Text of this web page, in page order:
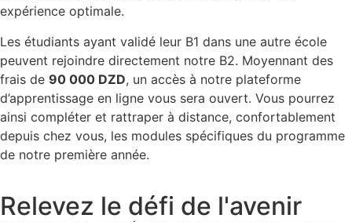
expérience optimale.
Les étudiants ayant validé leur B1 dans une autre école
peuvent rejoindre directement notre B2. Moyennant des
frais de 90 000 DZD, un accès à notre plateforme
d’apprentissage en ligne vous sera ouvert. Vous pourrez
ainsi compléter et rattraper à distance, confortablement
depuis chez vous, les modules spécifiques du programme
de notre première année.
Relevez le défi de l'avenir